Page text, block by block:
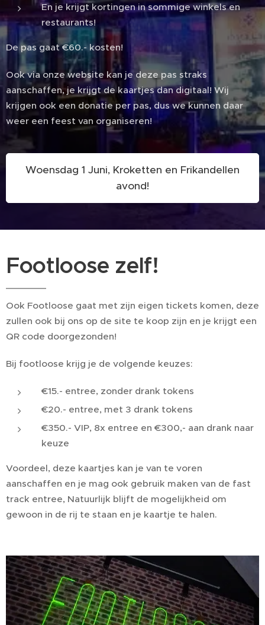
En je krijgt kortingen in sommige winkels en
restaurants!
De pas gaat €60.- kosten!
Ook via onze website kan je deze pas straks
aanschaffen, je krijgt de kaartjes dan digitaal! Wij
krijgen ook een donatie per pas, dus we kunnen daar
weer een feest van organiseren!
Woensdag 1 Juni, Kroketten en Frikandellen
avond!
Footloose zelf!
Ook Footloose gaat met zijn eigen tickets komen, deze
zullen ook bij ons op de site te koop zijn en je krijgt een
QR code doorgezonden!
Bij footloose krijg je de volgende keuzes:
€15.- entree, zonder drank tokens
€20.- entree, met 3 drank tokens
€350.- VIP, 8x entree en €300,- aan drank naar
keuze
Voordeel, deze kaartjes kan je van te voren
aanschaffen en je mag ook gebruik maken van de fast
track entree, Natuurlijk blijft de mogelijkheid om
gewoon in de rij te staan en je kaartje te halen.